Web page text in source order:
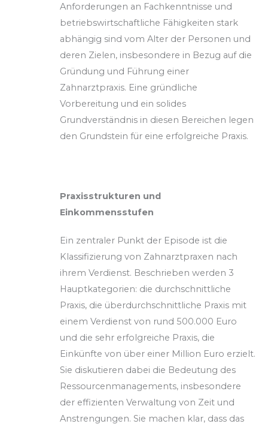
Anforderungen an Fachkenntnisse und
betriebswirtschaftliche Fähigkeiten stark
abhängig sind vom Alter der Personen und
deren Zielen, insbesondere in Bezug auf die
Gründung und Führung einer
Zahnarztpraxis. Eine gründliche
Vorbereitung und ein solides
Grundverständnis in diesen Bereichen legen
den Grundstein für eine erfolgreiche Praxis.
Praxisstrukturen und
Einkommensstufen
Ein zentraler Punkt der Episode ist die
Klassifizierung von Zahnarztpraxen nach
ihrem Verdienst. Beschrieben werden 3
Hauptkategorien: die durchschnittliche
Praxis, die überdurchschnittliche Praxis mit
einem Verdienst von rund 500.000 Euro
und die sehr erfolgreiche Praxis, die
Einkünfte von über einer Million Euro erzielt.
Sie diskutieren dabei die Bedeutung des
Ressourcenmanagements, insbesondere
der effizienten Verwaltung von Zeit und
Anstrengungen. Sie machen klar, dass das